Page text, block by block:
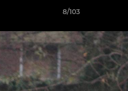
8/103